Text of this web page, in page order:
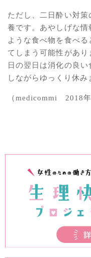
ただし、二日酔い対
養です。あやしげな
ような食べ物を食べ
てしまう可能性があ
日の翌日は消化の良
しながらゆっくり休み
（medicommi 2018年